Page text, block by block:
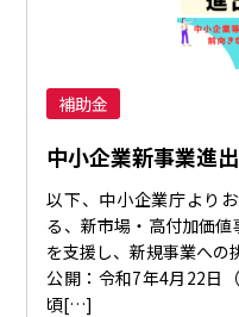
補助金
中小企業新事業進
以下、中小企業庁より
る、新市場・高付加価
を支援し、新規事業への
公開：令和7年4月22日
頃[…]